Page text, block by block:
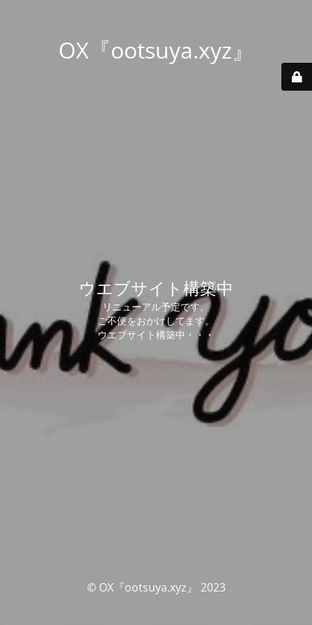
OX『ootsuya.xyz』
ウエブサイト構築中
リニューアル予定です。
ご不便をおかけしてます。
ウエブサイト構築中・・・
© OX『ootsuya.xyz』 2023